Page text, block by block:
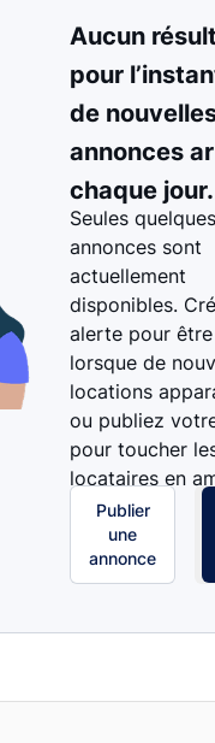
Aucun
pour
de
annonces
chaque jour.
Seules quelques
annonces sont
actuellement
disponibles.
alerte pour
lorsque de
locations
ou publiez
pour toucher
locataires en
Publier
une
annonce